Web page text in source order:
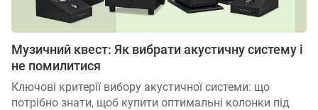
Музичний квест: Як вибрати акустичну систему і
не помилитися
Ключові критерії вибору акустичної системи: що
потрібно знати, щоб купити оптимальні колонки під